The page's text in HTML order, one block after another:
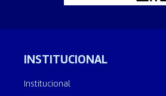
INSTITUCIONAL
Institucional